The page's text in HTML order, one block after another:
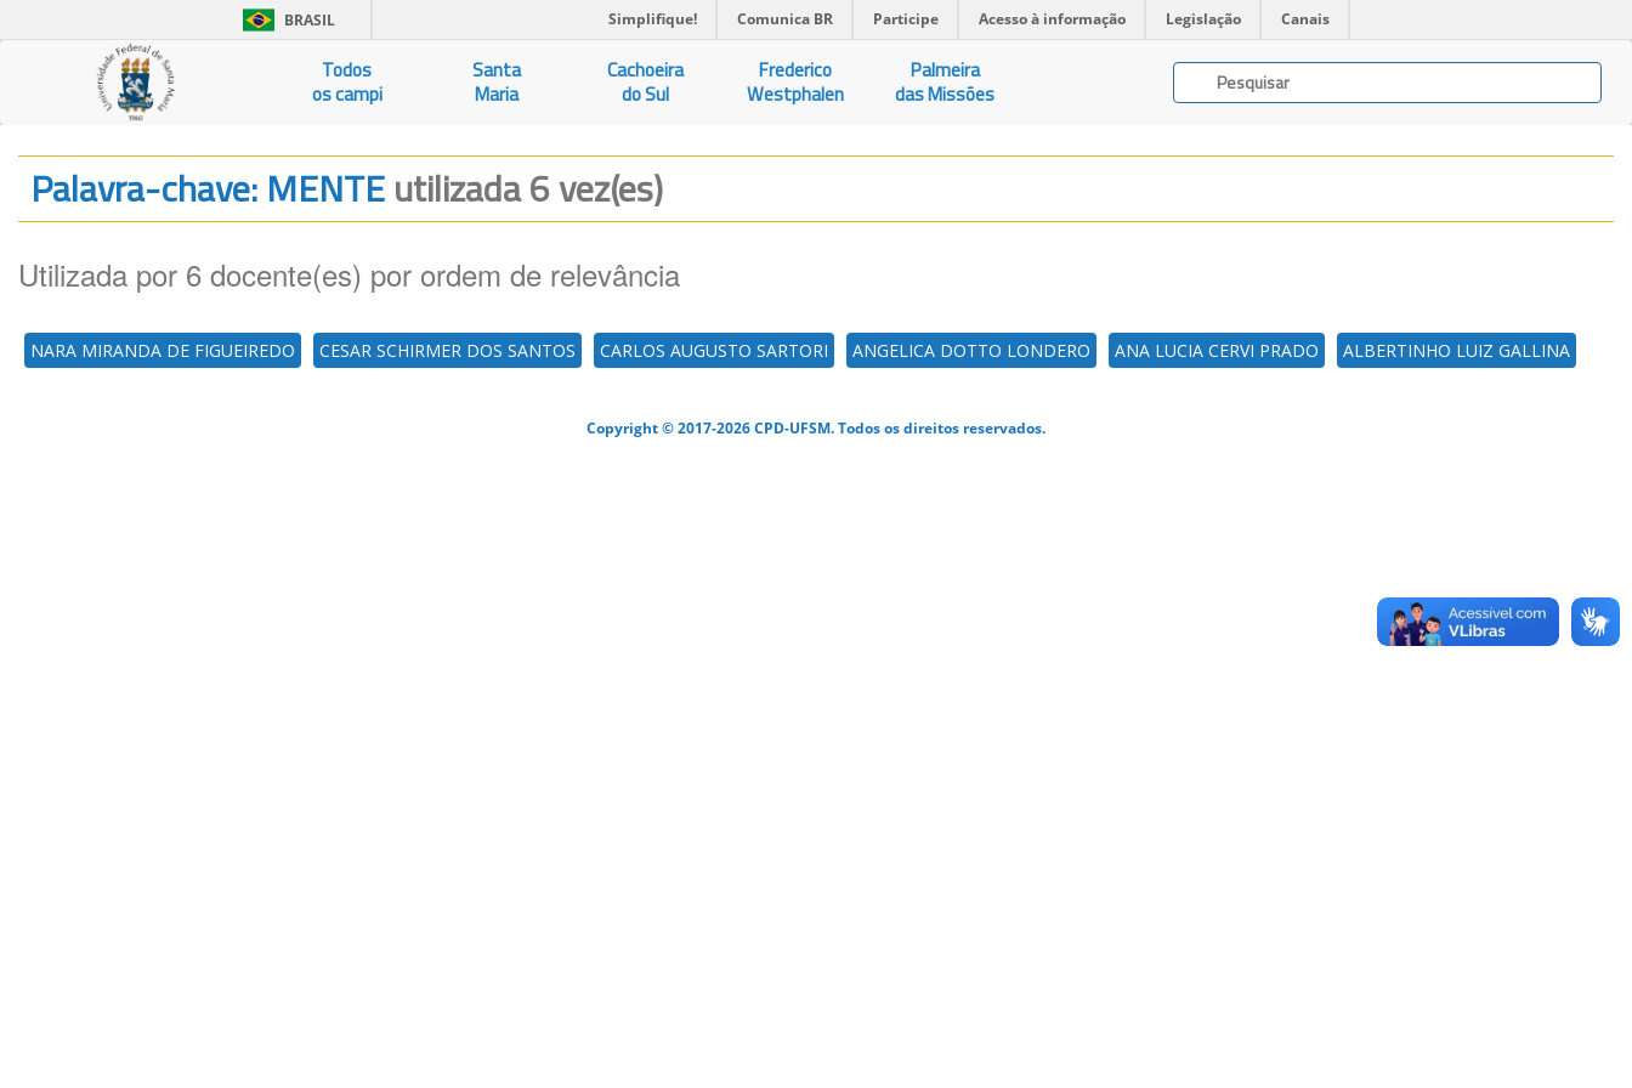
BRASIL Simplifique! Comunica BR Participe Acesso à informação Legislação Canais
Todos
os campi
Santa
Maria
Cachoeira
do Sul
Frederico
Westphalen
Palmeira
das Missões
Palavra-chave: MENTEutilizada 6 vez(es)
Utilizada por 6 docente(es) por ordem de relevância
NARA MIRANDA DE FIGUEIREDO CESAR SCHIRMER DOS SANTOS CARLOS AUGUSTO SARTORI ANGELICA DOTTO LONDERO ANA LUCIA CERVI PRADO ALBERTINHO LUIZ GALLINA
Copyright © 2017-2026 CPD-UFSM. Todos os direitos reservados.